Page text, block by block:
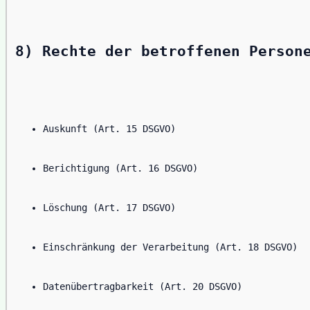
8) Rechte der betroffenen
Auskunft (Art. 15 DSGVO)
Berichtigung (Art. 16 DSGVO)
Löschung (Art. 17 DSGVO)
Einschränkung der Verarbeitung (Art. 18 DSGVO)
Datenübertragbarkeit (Art. 20 DSGVO)